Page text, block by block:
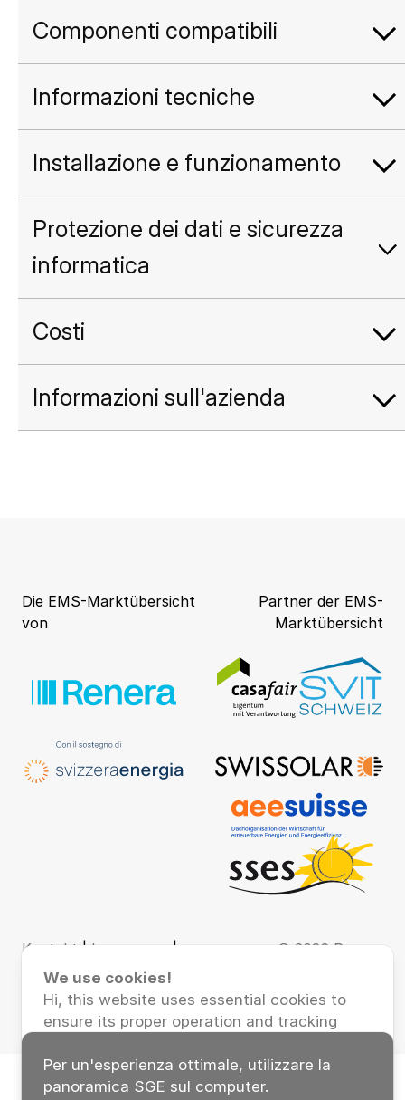
Componenti compatibili
Informazioni tecniche
Installazione e funzionamento
Protezione dei dati e sicurezza
informatica
Costi
Informazioni sull'azienda
We use cookies!
Hi, this website uses essential cookies to
ensure its proper operation and tracking
with it. The latter will be set only after
consent.
Per un'esperienza ottimale, utilizzare la
panoramica SGE sul computer.
Die EMS-Marktübersicht
von
Partner der EMS-
Marktübersicht
Kontakt | Impressum
|
Datenschutz
© 2026 Renera